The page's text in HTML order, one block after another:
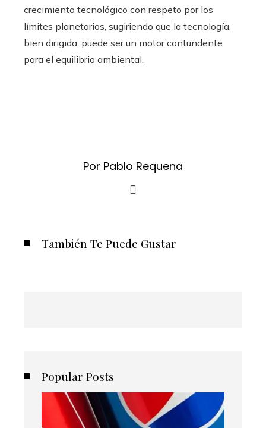
crecimiento tecnológico con respeto por los
límites planetarios, sugiriendo que la tecnología,
bien dirigida, puede ser un motor contundente
para el equilibrio ambiental.
Por Pablo Requena
También Te Puede Gustar
Popular Posts